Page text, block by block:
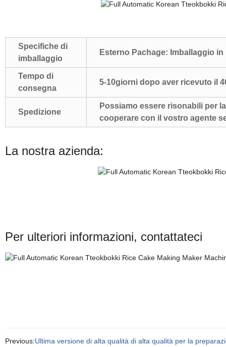
Specifiche di
imballaggio
Esterno Pachage: Imballaggio
Tempo di
consegna
5-10giorni dopo aver ricevuto il
Spedizione
Possiamo essere risonabili per
cooperare con il vostro agente
La nostra azienda:
Per ulteriori informazioni, contattateci
Previous:Ultima versione di alta qualità di alta qualità per la